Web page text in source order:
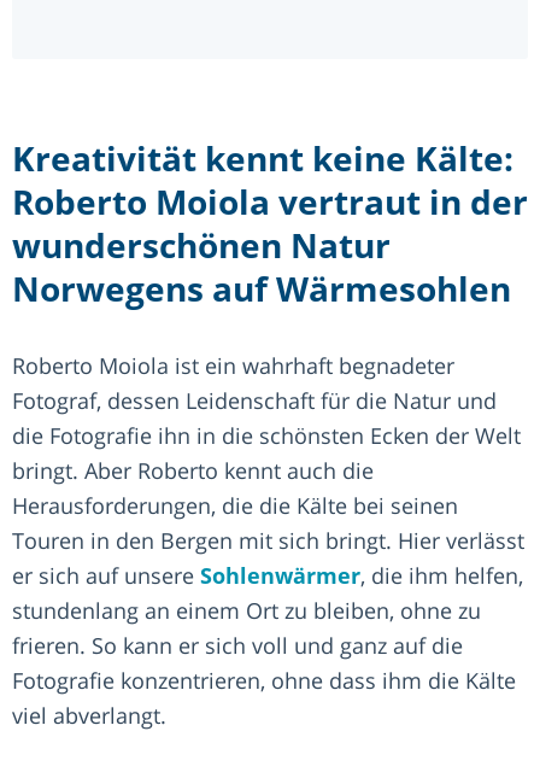
Kreativität kennt keine Kälte:
Roberto Moiola vertraut in der
wunderschönen Natur
Norwegens auf Wärmesohlen
Roberto Moiola ist ein wahrhaft begnadeter
Fotograf, dessen Leidenschaft für die Natur und
die Fotografie ihn in die schönsten Ecken der Welt
bringt. Aber Roberto kennt auch die
Herausforderungen, die die Kälte bei seinen
Touren in den Bergen mit sich bringt. Hier verlässt
er sich auf unsere Sohlenwärmer, die ihm helfen,
stundenlang an einem Ort zu bleiben, ohne zu
frieren. So kann er sich voll und ganz auf die
Fotografie konzentrieren, ohne dass ihm die Kälte
viel abverlangt.